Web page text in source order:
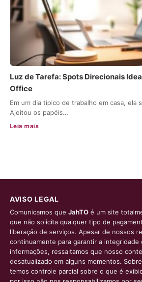
Luz de Tarefa: Spots Direcionais
Office
Em um dia típico de trabalho em casa, ela
Ajeitou os papéis…
Leia mais
AVISO LEGAL
Comunicamos que JahTO é um site
que não solicita qualquer tipo de
liberação de serviços. Apesar de nossos
continuamente para garantir a integridade
informações, ressaltamos que nosso
desatualizado em alguns momentos.
temos controle parcial sobre o que é